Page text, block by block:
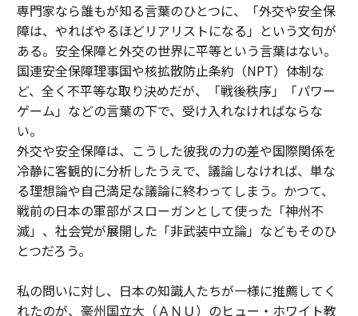
専門家なら誰もが知る言葉のひとつに、「外交や安全保
障は、やればやるほどリアリストになる」という文句が
ある。安全保障と外交の世界に平等という言葉はない。
国連安全保障理事国や核拡散防止条約（NPT）体制な
ど、全く不平等な取り決めだが、「戦後秩序」「パワー
ゲーム」などの言葉の下で、受け入れなければならな
い。
外交や安全保障は、こうした彼我の力の差や国際関係を
冷静に客観的に分析したうえで、議論しなければ、単な
る理想論や自己満足な議論に終わってしまう。かつて、
戦前の日本の軍部がスローガンとして使った「神州不
滅」、社会党が展開した「非武装中立論」などもそのひ
とつだろう。
私の問いに対し、日本の知識人たちが一様に推薦してく
れたのが、豪州国立大（ＡＮＵ）のヒュー・ホワイト教